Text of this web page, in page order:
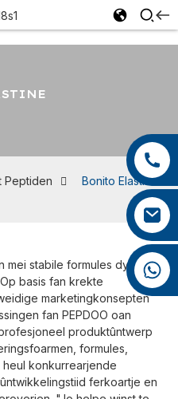
+86 13959222339
+86 0592 5599526
+86 18965423693
Peptiden
Bonito Elastine
mei stabile formules dy't
basis fan krekte
marketingkonsepten
fan PEPDOO oan
produktûntwerp
formules,
konkurrearjende
ferkoartje en